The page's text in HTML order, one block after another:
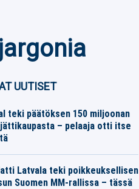
UUTISET
teki päätöksen 150 miljoonan
– pelaaja otti itse
Latvala teki poikkeuksellisen
Suomen MM-rallissa – tässä